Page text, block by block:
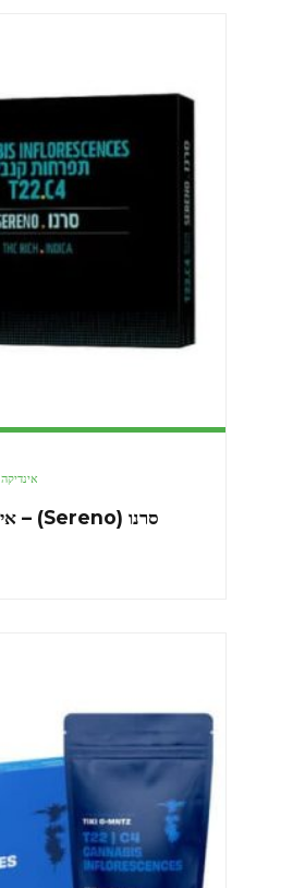
אינדיקה
סרנו (Sereno) – אינדיקה T22/C4